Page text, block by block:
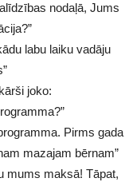
nodaļā, Jums
labu laiku vadāju
joko:
Pirms gada
mazajam bērnam”
mums maksā! Tāpat,